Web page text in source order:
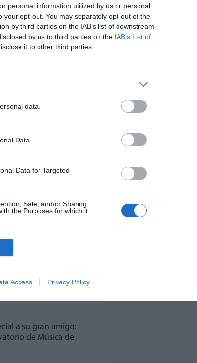
personal information utilized by us or personal
your opt-out. You may separately opt-out of the
by third parties on the IAB’s list of downstream
by us to third parties on the IAB’s List of
it to other third parties.
data.
Data.
Data for Targeted
Sale, and/or Sharing
the Purposes for which it
Access Privacy Policy
del nacimiento
título: "Tango para
3'30", que
alterada, junto a
sonoro lleno de
ha colmado de
toque íntimo, familiar
a su gran amigo:
de Música de